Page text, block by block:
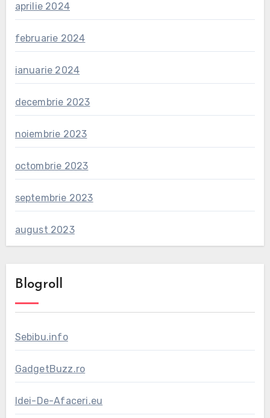
aprilie 2024
februarie 2024
ianuarie 2024
decembrie 2023
noiembrie 2023
octombrie 2023
septembrie 2023
august 2023
Blogroll
Sebibu.info
GadgetBuzz.ro
Idei-De-Afaceri.eu